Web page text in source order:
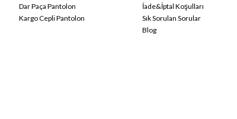
Dar Paça Pantolon
Kargo Cepli Pantolon
İade&İptal Koşulları
Sık Sorulan Sorular
Blog